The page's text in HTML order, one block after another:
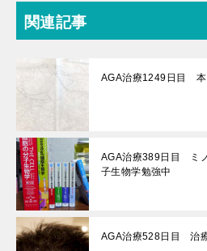
関連記事
AGA治療1249日目 本
AGA治療389日目 ミ
子生物学勉強中
AGA治療528日目 治